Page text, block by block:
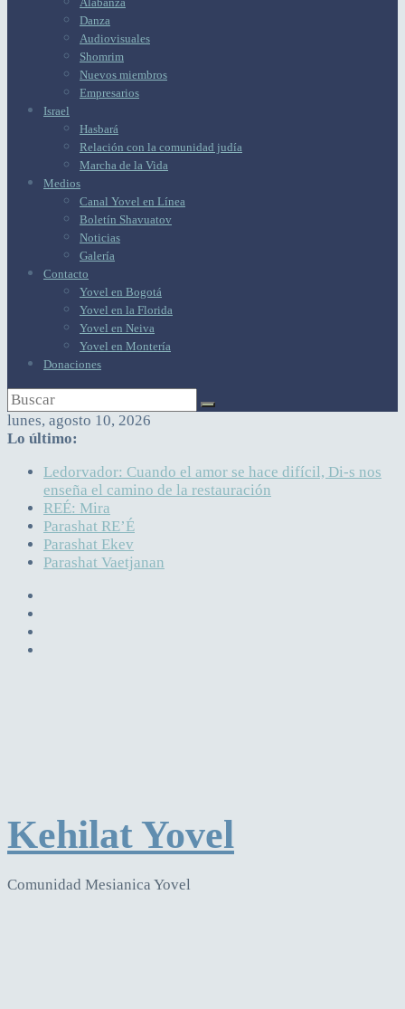
Danza
Audiovisuales
Shomrim
Nuevos miembros
Empresarios
Israel
Hasbará
Relación con la comunidad judía
Marcha de la Vida
Medios
Canal Yovel en Línea
Boletín Shavuatov
Noticias
Galería
Contacto
Yovel en Bogotá
Yovel en la Florida
Yovel en Neiva
Yovel en Montería
Donaciones
lunes, agosto 10, 2026
Lo último:
Ledorvador: Cuando el amor se hace difícil, Di-s nos
enseña el camino de la restauración
REÉ: Mira
Parashat RE’É
Parashat Ekev
Parashat Vaetjanan
Kehilat Yovel
Comunidad Mesianica Yovel